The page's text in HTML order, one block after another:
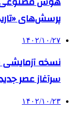
پرسش‌های
۱۴۰۲/۱۰/۲۷
نسخه
سرآغاز عصر
۱۴۰۲/۱۰/۲۳